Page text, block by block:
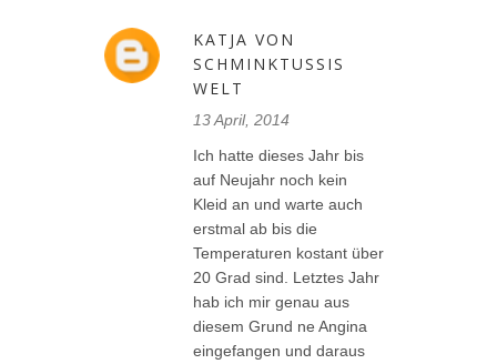
KATJA VON
SCHMINKTUSSIS
WELT
13 April, 2014
Ich hatte dieses Jahr bis
auf Neujahr noch kein
Kleid an und warte auch
erstmal ab bis die
Temperaturen kostant über
20 Grad sind. Letztes Jahr
hab ich mir genau aus
diesem Grund ne Angina
eingefangen und daraus